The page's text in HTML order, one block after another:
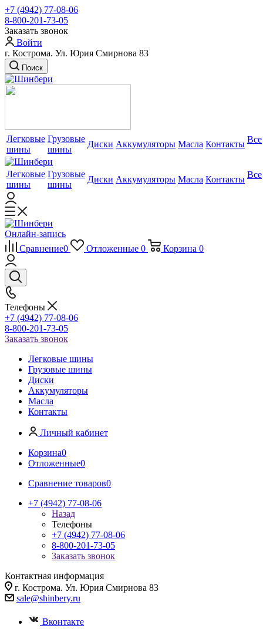
+7 (4942) 77-08-06
8-800-201-73-05
Заказать звонок
Войти
г. Кострома. Ул. Юрия Смирнова 83
Поиск
Легковые
шины
Грузовые
шины
Диски Аккумуляторы Масла Контакты Все
Легковые
шины
Грузовые
шины
Диски Аккумуляторы Масла Контакты Все
Онлайн-запись
Сравнение0 Отложенные 0 Корзина 0
Телефоны
+7 (4942) 77-08-06
8-800-201-73-05
Заказать звонок
Легковые шины
Грузовые шины
Диски
Аккумуляторы
Масла
Контакты
Личный кабинет
Корзина0
Отложенные0
Сравнение товаров0
+7 (4942) 77-08-06
Назад
Телефоны
+7 (4942) 77-08-06
8-800-201-73-05
Заказать звонок
Контактная информация
г. Кострома. Ул. Юрия Смирнова 83
sale@shinbery.ru
Вконтакте